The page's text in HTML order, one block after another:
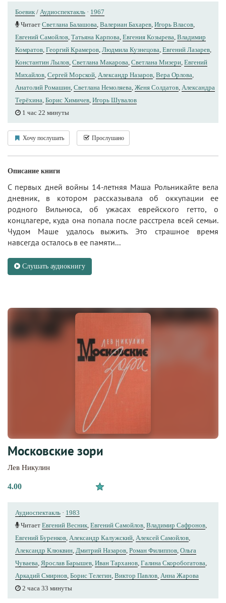
Боевик / Аудиоспектакль · 1967
Читает Светлана Балашова Валериан Бахарев Игорь Власов
Евгений Самойлов Татьяна Карпова Евгения Козырева Владимир
Комратов Георгий Крамеров Людмила Кузнецова Евгений Лазарев
Константин Лылов Светлана Макарова Светлана Мизери Евгений
Михайлов Сергей Морской Александр Назаров Вера Орлова
Анатолий Ромашин Светлана Немоляева Женя Солдатов Александра
Терёхина Борис Химичев Игорь Шувалов
1 час 22 минуты
Хочу послушать Прослушано
Описание книги
С первых дней войны 14-летняя Маша Рольникайте вела
дневник, в котором рассказывала об оккупации ее
родного Вильнюса, об ужасах еврейского гетто, о
концлагере, куда она попала после расстрела всей семьи.
Чудом Маше удалось выжить. Это страшное время
навсегда осталось в ее памяти...
Слушать аудиокнигу
Московские зори
Лев Никулин
4.00
Аудиоспектакль · 1983
Читает Евгений Весник, Евгений Самойлов, Владимир Сафронов,
Евгений Буренков, Александр Калужский, Алексей Самойлов,
Александр Клюквин, Дмитрий Назаров, Роман Филиппов, Ольга
Чуваева, Ярослав Барышев, Иван Тарханов, Галина Скоробогатова,
Аркадий Смирнов, Борис Телегин, Виктор Павлов, Анна Жарова
2 часа 33 минуты